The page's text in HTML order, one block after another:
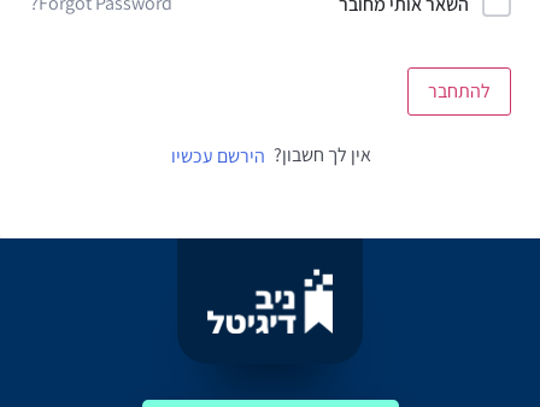
להתחבר
אין לך חשבון? הירשם עכשיו